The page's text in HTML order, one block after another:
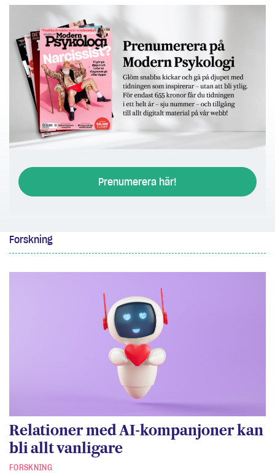
Prenumerera här!
Forskning
Relationer med AI-kompanjoner kan
bli allt vanligare
FORSKNING